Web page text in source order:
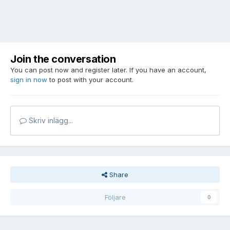
Join the conversation
You can post now and register later. If you have an account,
sign in now to post with your account.
Skriv inlägg...
Share
Följare 0